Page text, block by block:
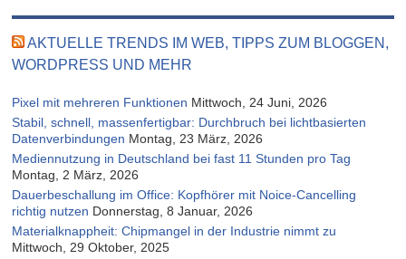
AKTUELLE TRENDS IM WEB, TIPPS ZUM BLOGGEN,
WORDPRESS UND MEHR
Pixel mit mehreren Funktionen Mittwoch, 24 Juni, 2026
Stabil, schnell, massenfertigbar: Durchbruch bei lichtbasierten
Datenverbindungen Montag, 23 März, 2026
Mediennutzung in Deutschland bei fast 11 Stunden pro Tag
Montag, 2 März, 2026
Dauerbeschallung im Office: Kopfhörer mit Noice-Cancelling
richtig nutzen Donnerstag, 8 Januar, 2026
Materialknappheit: Chipmangel in der Industrie nimmt zu
Mittwoch, 29 Oktober, 2025